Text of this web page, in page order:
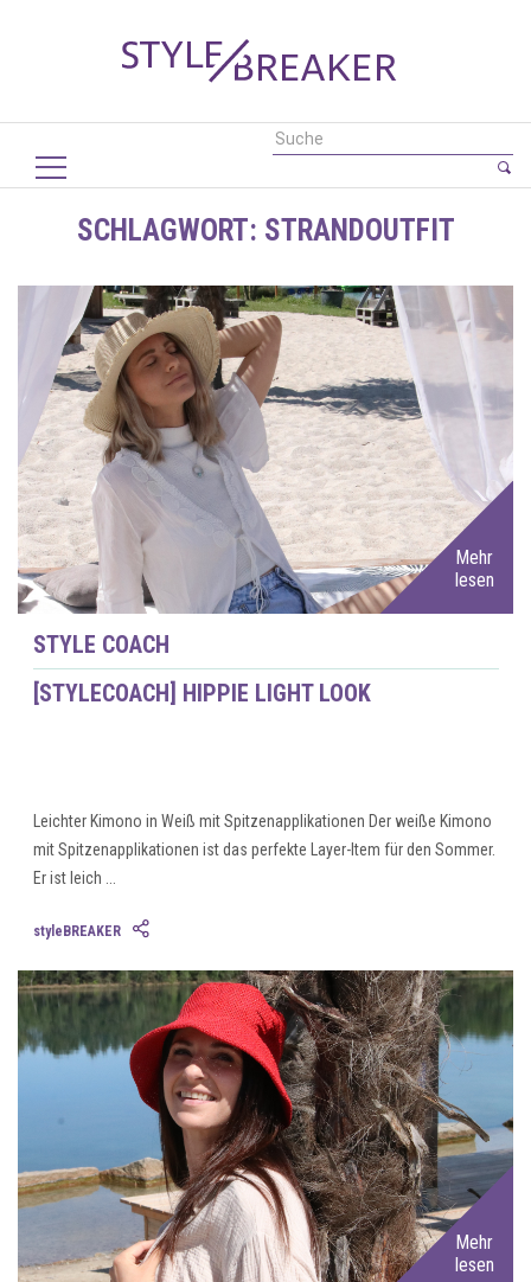
SCHLAGWORT: STRANDOUTFIT
Mehr
lesen
STYLE COACH
[STYLECOACH] HIPPIE LIGHT LOOK
Leichter Kimono in Weiß mit Spitzenapplikationen Der weiße Kimono
mit Spitzenapplikationen ist das perfekte Layer-Item für den Sommer.
Er ist leich ...
styleBREAKER
Mehr
lesen